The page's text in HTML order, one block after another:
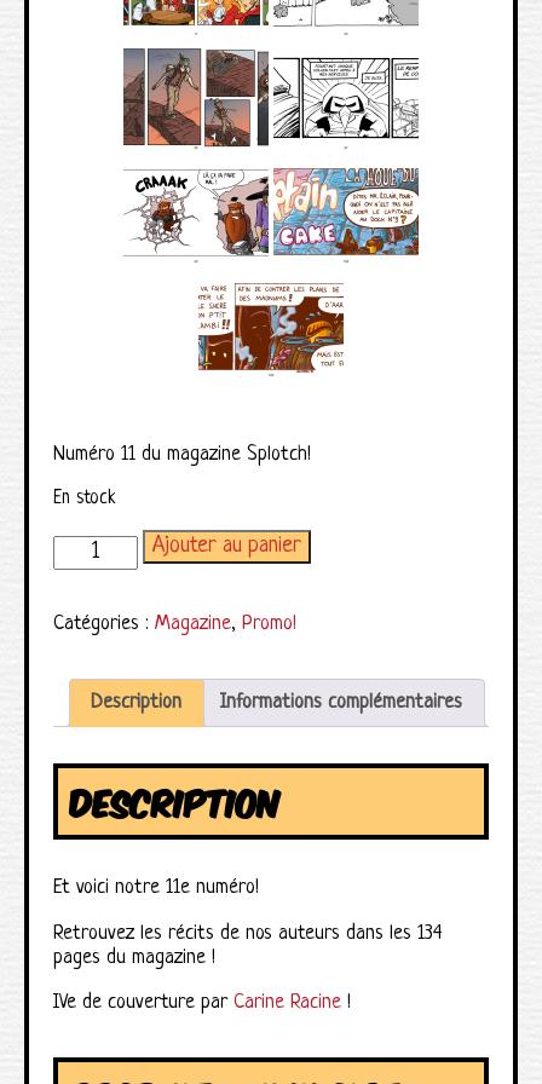
Numéro 11 du magazine Splotch!
En stock
quantité de Magazine Splotch! numéro 11
Ajouter au panier
Catégories : Magazine, Promo!
Description Informations complémentaires
DESCRIPTION
Et voici notre 11e numéro!
Retrouvez les récits de nos auteurs dans les 134
pages du magazine !
IVe de couverture par Carine Racine !